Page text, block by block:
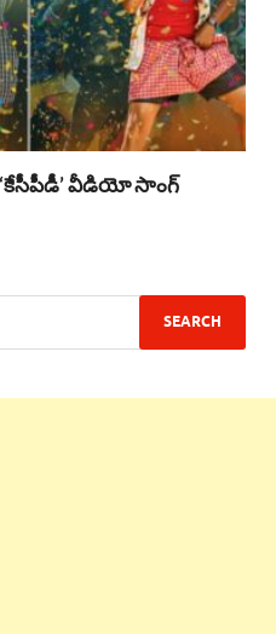
‘కేసీపీడీ’ వీడియో సాంగ్